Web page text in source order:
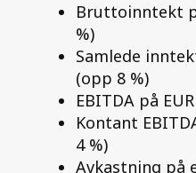
Bruttoinntekt
%)
Samlede
(opp 8 %)
EBITDA på
Kontant
4 %)
Avkastning på